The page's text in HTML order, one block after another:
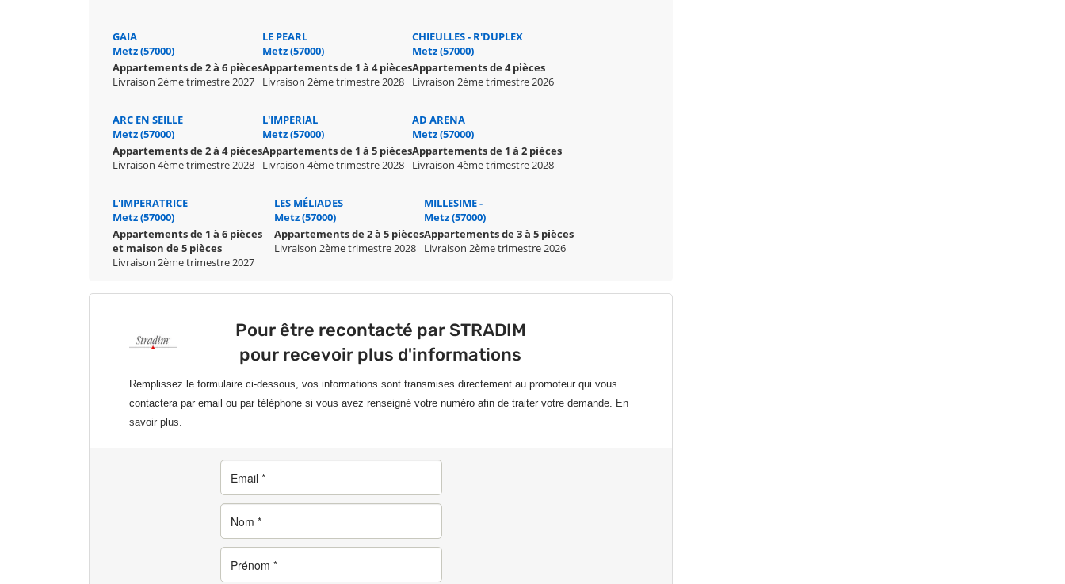
GAIA
Metz (57000)
Appartements de 2 à 6 pièces
Livraison 2ème trimestre 2027
LE PEARL
Metz (57000)
Appartements de 1 à 4 pièces
Livraison 2ème trimestre 2028
CHIEULLES - R'DUPLEX
Metz (57000)
Appartements de 4 pièces
Livraison 2ème trimestre 2026
ARC EN SEILLE
Metz (57000)
Appartements de 2 à 4 pièces
Livraison 4ème trimestre 2028
L'IMPERIAL
Metz (57000)
Appartements de 1 à 5 pièces
Livraison 4ème trimestre 2028
AD ARENA
Metz (57000)
Appartements de 1 à 2 pièces
Livraison 4ème trimestre 2028
L'IMPERATRICE
Metz (57000)
Appartements de 1 à 6 pièces
et maison de 5 pièces
Livraison 2ème trimestre 2027
LES MÉLIADES
Metz (57000)
Appartements de 2 à 5 pièces
Livraison 2ème trimestre 2028
MILLESIME -
Metz (57000)
Appartements de 3 à 5 pièces
Livraison 2ème trimestre 2026
Pour être recontacté par STRADIM
pour recevoir plus d'informations
Remplissez le formulaire ci-dessous, vos informations sont transmises directement au promoteur qui vous
contactera par email ou par téléphone si vous avez renseigné votre numéro afin de traiter votre demande. En
savoir plus.